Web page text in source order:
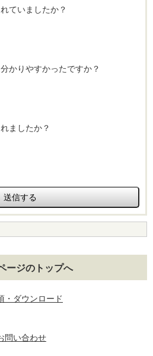
ていましたか？
かりやすかったですか？
ましたか？
ージのトップへ
・ダウンロード
問い合わせ